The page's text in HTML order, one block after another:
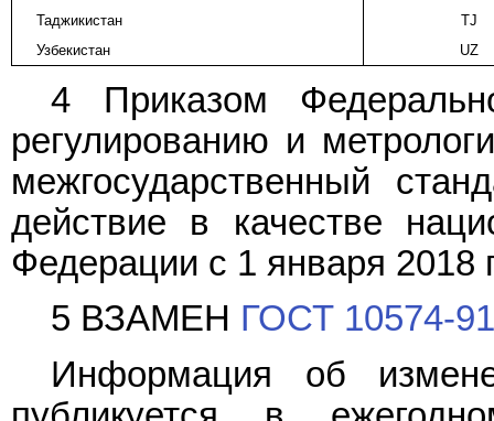
Таджикистан
TJ
Узбекистан
UZ
4 Приказом
регулированию и
межгосударственный
действие в качестве
Федерации с 1 января 2018
5 ВЗАМЕН ГОСТ 10574-91
Информация об